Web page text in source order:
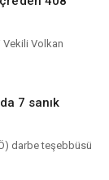
Vekili Volkan
7 sanık
darbe teşebbüsü